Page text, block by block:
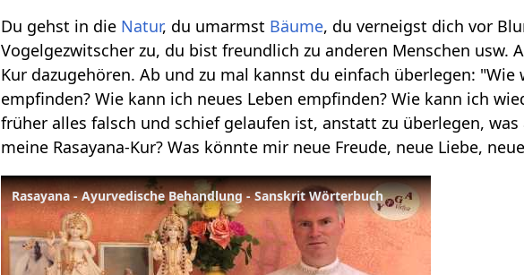
Du gehst in die Natur, du umarmst Bäume, du verneigst dich vor
Vogelgezwitscher zu, du bist freundlich zu anderen Menschen usw.
Kur dazugehören. Ab und zu mal kannst du einfach überlegen: "Wie
empfinden? Wie kann ich neues Leben empfinden? Wie kann ich
früher alles falsch und schief gelaufen ist, anstatt zu überlegen,
meine Rasayana-Kur? Was könnte mir neue Freude, neue Liebe,
Rasayana - Ayurvedische Behandlung - Sanskrit Wörterbuch